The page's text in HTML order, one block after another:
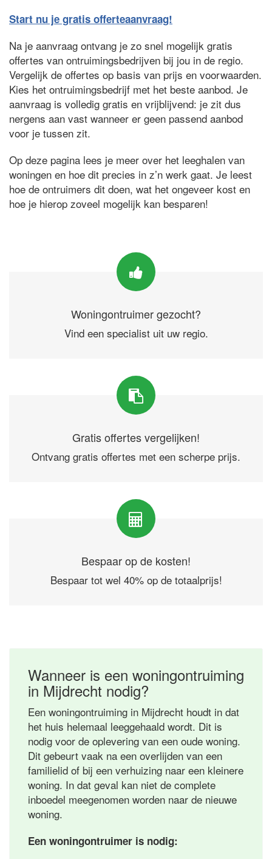
Start nu je gratis offerteaanvraag!
Na je aanvraag ontvang je zo snel mogelijk gratis
offertes van ontruimingsbedrijven bij jou in de regio.
Vergelijk de offertes op basis van prijs en voorwaarden.
Kies het ontruimingsbedrijf met het beste aanbod. Je
aanvraag is volledig gratis en vrijblijvend: je zit dus
nergens aan vast wanneer er geen passend aanbod
voor je tussen zit.
Op deze pagina lees je meer over het leeghalen van
woningen en hoe dit precies in z’n werk gaat. Je leest
hoe de ontruimers dit doen, wat het ongeveer kost en
hoe je hierop zoveel mogelijk kan besparen!
Woningontruimer gezocht?
Vind een specialist uit uw regio.
Gratis offertes vergelijken!
Ontvang gratis offertes met een scherpe prijs.
Bespaar op de kosten!
Bespaar tot wel 40% op de totaalprijs!
Wanneer is een woningontruiming
in Mijdrecht nodig?
Een woningontruiming in Mijdrecht houdt in dat
het huis helemaal leeggehaald wordt. Dit is
nodig voor de oplevering van een oude woning.
Dit gebeurt vaak na een overlijden van een
familielid of bij een verhuizing naar een kleinere
woning. In dat geval kan niet de complete
inboedel meegenomen worden naar de nieuwe
woning.
Een woningontruimer is nodig: